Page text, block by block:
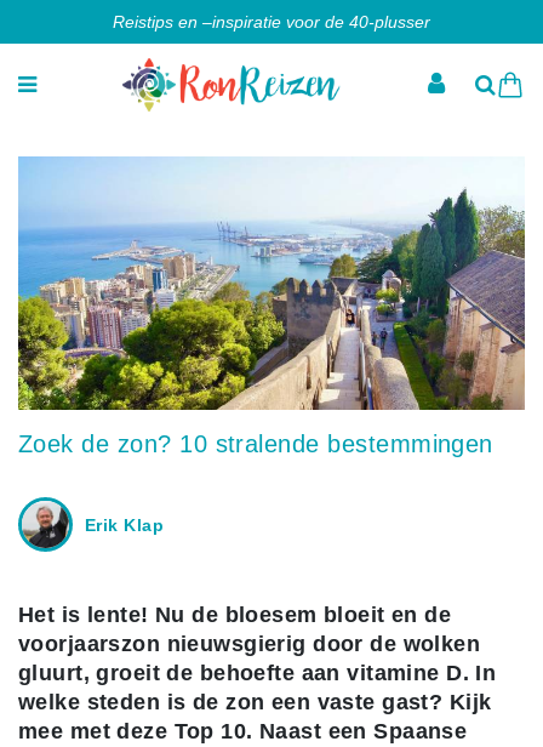
Reistips en –inspiratie voor de 40-plusser
Zoek de zon? 10 stralende bestemmingen
Erik Klap
Het is lente! Nu de bloesem bloeit en de
voorjaarszon nieuwsgierig door de wolken
gluurt, groeit de behoefte aan vitamine D. In
welke steden is de zon een vaste gast? Kijk
mee met deze Top 10. Naast een Spaanse